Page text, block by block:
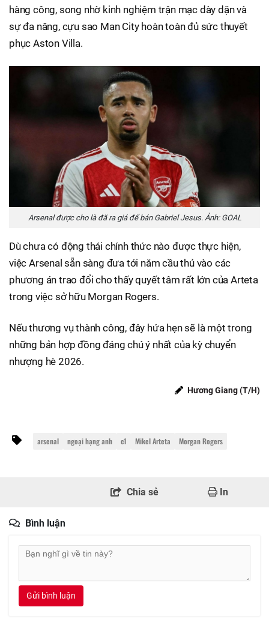
hàng công, song nhờ kinh nghiệm trận mạc dày dặn và
sự đa năng, cựu sao Man City hoàn toàn đủ sức thuyết
phục Aston Villa.
Arsenal được cho là đã ra giá để bán Gabriel Jesus. Ảnh: GOAL
Dù chưa có động thái chính thức nào được thực hiện,
việc Arsenal sẵn sàng đưa tới năm cầu thủ vào các
phương án trao đổi cho thấy quyết tâm rất lớn của Arteta
trong việc sở hữu Morgan Rogers.
Nếu thương vụ thành công, đây hứa hẹn sẽ là một trong
những bản hợp đồng đáng chú ý nhất của kỳ chuyển
nhượng hè 2026.
Hương Giang (T/H)
arsenal ngoại hạng anh c1 Mikel Arteta Morgan Rogers
Chia sẻ In
Bình luận
Gửi bình luận